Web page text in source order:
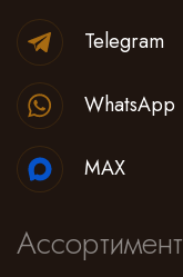
Ассортимент
Telegram
WhatsApp
MAX